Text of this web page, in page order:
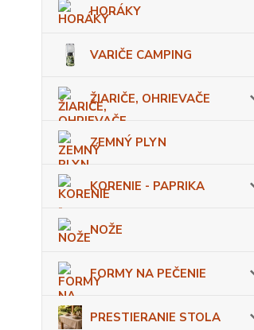
HORÁKY
VARIČE CAMPING
ŽIARIČE, OHRIEVAČE
ZEMNÝ PLYN
KORENIE - PAPRIKA
NOŽE
FORMY NA PEČENIE
PRESTIERANIE STOLA